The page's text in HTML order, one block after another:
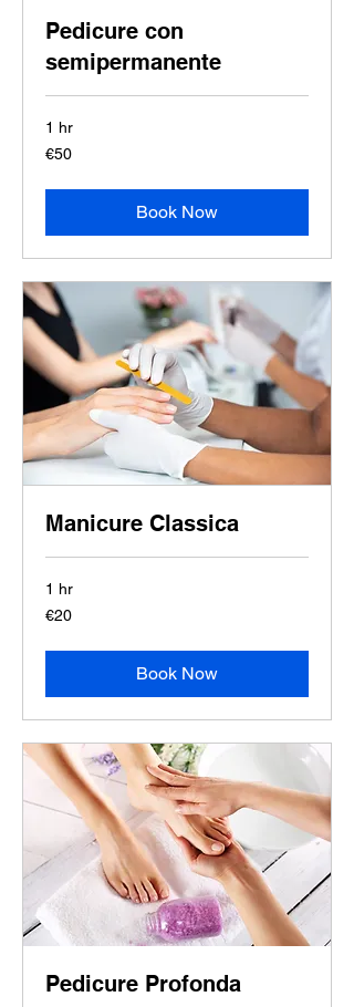
Pedicure con
semipermanente
1 hr
50
euros
€50
Book Now
Manicure Classica
1 hr
20
euros
€20
Book Now
Pedicure Profonda